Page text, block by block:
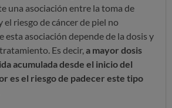
una asociación entre la toma de
riesgo de cáncer de piel no
esta asociación depende de la dosis y
Es decir,a mayor dosis
acumulada desde el inicio del
es el riesgo de padecer este tipo